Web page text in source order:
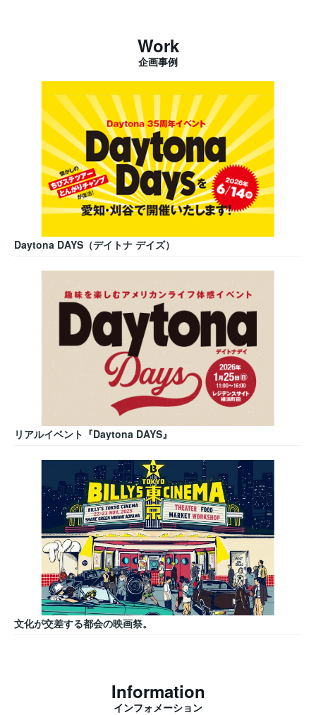
Work
企画事例
Daytona DAYS（デイトナ デイズ）
リアルイベント『Daytona DAYS』
文化が交差する都会の映画祭。
Information
インフォメーション